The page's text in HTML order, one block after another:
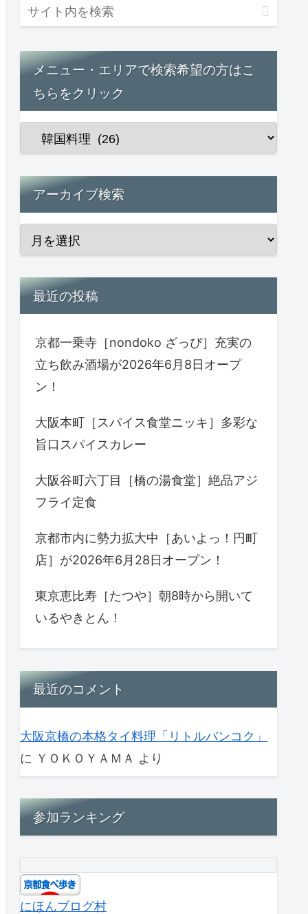
メニュー・エリアで検索希望の方はこ
ちらをクリック
アーカイブ検索
最近の投稿
京都一乗寺［nondoko ざっぴ］充実の
立ち飲み酒場が2026年6月8日オープ
ン！
大阪本町［スパイス食堂ニッキ］多彩な
旨口スパイスカレー
大阪谷町六丁目［橋の湯食堂］絶品アジ
フライ定食
京都市内に勢力拡大中［あいよっ！円町
店］が2026年6月28日オープン！
東京恵比寿［たつや］朝8時から開いて
いるやきとん！
最近のコメント
大阪京橋の本格タイ料理「リトルバンコク」
に ＹＯＫＯＹＡＭＡ より
参加ランキング
にほんブログ村